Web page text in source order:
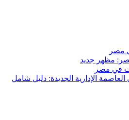
مصر
مظهر جديد
في مصر
الإدارية الجديدة: دليل شامل